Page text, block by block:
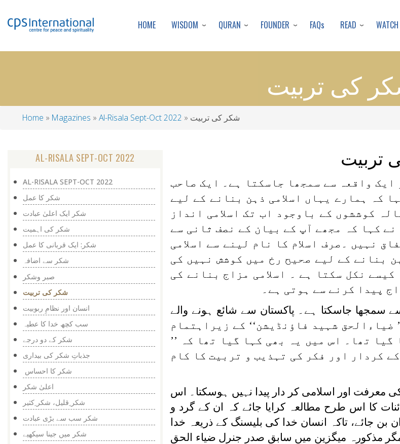
to
content
HOME WISDOM QURAN FOUNDER FAQs READ WATCH
کی تربیت
Breadcrumb
Home Magazines Al-Risala Sept-Oct 2022 شکر کی تربیت
تربیت
واقعہ سے سمجھا جاسکتا ہے۔ ایک صاحب
کہ ہمارے یہاں اسلامی ذہن بنانے کے لیے
کوششوں کے باوجود اب تک اسلامی انداز
کہا کہ مجھے آپ کے بیان کے نصف ثانی سے
نہیں ۔صرف اسلام کا نام لینے سے اسلامی
بنانے کے لیے صحیح رخ میں کوشش نہیں کی
نکل سکتا ہے ۔ اسلامی مزاج بنانے کی
پیدا کرنے سے ہوتی ہے۔
سمجھا جاسکتا ہے۔ پاکستان سے شائع ہونے والے
المنبر کے شمارہ 25 ستمبر1991 میں ’’ ضیاءالحق شہید فاؤنڈیشن‘‘ کے زیراہتمام
تھا۔ اس میں یہ بھی کہا گیا تھا کہ ’’
کردار اور فکر کی تہذیب و تربیت کا کام
اور اسلامی کر دار پیدا نہیں ہوسکتا۔ اس
کا اس طرح مطالعہ کرایا جائے کہ ان کے گرد و
بن جائے، تاکہ انسان خدا کی بلیسنگ کے ذریعہ خدا
مذکورہ میگزین میں سابق صدر جنرل ضیاء الحق
AL-RISALA SEPT-OCT 2022
AL-RISALA SEPT-OCT 2022
شکر کا عمل
شکر ایک اعلیٰ عبادت
شکر کی اہمیت
شکر: ایک قربانی کا عمل
شکر سے اضافہ
صبر وشکر
شکر کی تربیت
انسان اور نظامِ ربوبیت
سب کچھ خدا کا عطیہ
شکر کے دو درجے
جذباتِ شکر کی بیداری
شکر کا احساس
اعلیٰ شکر
شکر ِقلیل، شکر ِکثیر
شکر سب سے بڑی عبادت
شکر میں جینا سیکھیے